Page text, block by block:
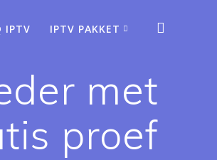
IPTV IPTV PAKKET
met
proef